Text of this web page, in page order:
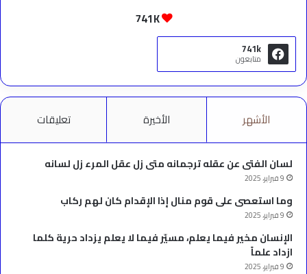
741K
741k
متابعون
الأشهر الأخيرة تعليقات
لسان الفتى عن عقله ترجمانه متى زل عقل المرء زل لسانه
9 فبراير، 2025
وما استعصى على قوم منال إذا الإقدام كان لهم ركاب
9 فبراير، 2025
الإنسان مخير فيما يعلم، مسيّر فيما لا يعلم يزداد حرية كلما
ازداد علماً
9 فبراير، 2025